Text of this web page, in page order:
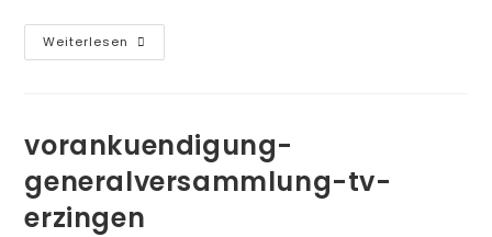
Weiterlesen 1-
Bezirkslassenwettkampf-
vorankuendigung-
generalversammlung-tv-
erzingen